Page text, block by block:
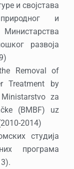
и својстава
и
развоја
Removal of
Treatment by
za
(BMBF) uz
2014)
студија
програма